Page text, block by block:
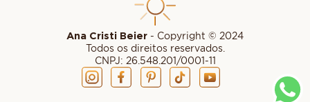
Ana Cristi Beier - Copyright © 2024
Todos os direitos reservados.
CNPJ: 26.548.201/0001-11